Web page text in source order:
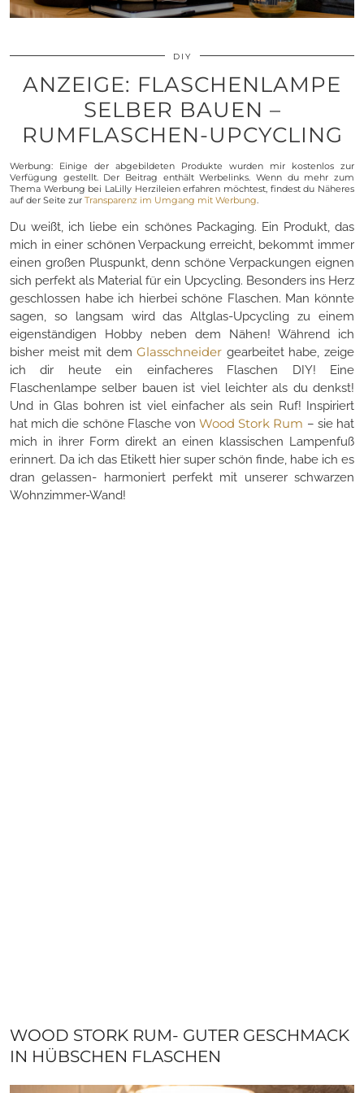
DIY
ANZEIGE: FLASCHENLAMPE
SELBER BAUEN –
RUMFLASCHEN-UPCYCLING
Werbung: Einige der abgebildeten Produkte wurden mir kostenlos zur
Verfügung gestellt. Der Beitrag enthält Werbelinks. Wenn du mehr zum
Thema Werbung bei LaLilly Herzileien erfahren möchtest, findest du Näheres
auf der Seite zur Transparenz im Umgang mit Werbung.
Du weißt, ich liebe ein schönes Packaging. Ein Produkt, das
mich in einer schönen Verpackung erreicht, bekommt immer
einen großen Pluspunkt, denn schöne Verpackungen eignen
sich perfekt als Material für ein Upcycling. Besonders ins Herz
geschlossen habe ich hierbei schöne Flaschen. Man könnte
sagen, so langsam wird das Altglas-Upcycling zu einem
eigenständigen Hobby neben dem Nähen! Während ich
bisher meist mit demGlasschneider gearbeitet habe, zeige
ich dir heute ein einfacheres Flaschen DIY! Eine
Flaschenlampe selber bauen ist viel leichter als du denkst!
Und in Glas bohren ist viel einfacher als sein Ruf! Inspiriert
hat mich die schöne Flasche vonWood Stork Rum – sie hat
mich in ihrer Form direkt an einen klassischen Lampenfuß
erinnert. Da ich das Etikett hier super schön finde, habe ich es
dran gelassen- harmoniert perfekt mit unserer schwarzen
Wohnzimmer-Wand!
WOOD STORK RUM- GUTER GESCHMACK
IN HÜBSCHEN FLASCHEN